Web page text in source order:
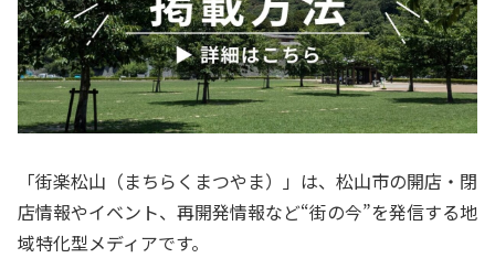
「街楽松山（まちらくまつやま）」は、松山市の開店・閉
店情報やイベント、再開発情報など“街の今”を発信する地
域特化型メディアです。